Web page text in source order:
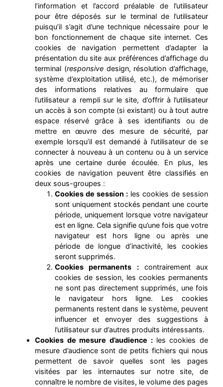
l’information et l’accord préalable de l’utilisateur
pour être déposés sur le terminal de l’utilisateur
puisqu’il s’agit d’une technique nécessaire pour le
bon fonctionnement de chaque site internet. Ces
cookies de navigation permettent d’adapter la
présentation du site aux préférences d’affichage du
terminal (responsivedesign, résolution d’affichage,
système d’exploitation utilisé, etc.), de mémoriser
des informations relatives au formulaire que
l’utilisateur a rempli sur le site, d’offrir à l’utilisateur
un accès à son compte (si existant) ou à tout autre
espace réservé grâce à ses identifiants ou de
mettre en œuvre des mesure de sécurité, par
exemple lorsqu’il est demandé à l’utilisateur de se
connecter à nouveau à un contenu ou à un service
après une certaine durée écoulée. En plus, les
cookies de navigation peuvent être classifiés en
deux sous-groupes :
Cookies de session : les cookies de session
sont uniquement stockés pendant une courte
période, uniquement lorsque votre navigateur
est en ligne. Cela signifie qu’une fois que votre
navigateur est hors ligne ou après une
période de longue d’inactivité, les cookies
seront supprimés.
Cookies permanents :contrairement aux
cookies de session, les cookies permanents
ne sont pas directement supprimés, une fois
le navigateur hors ligne. Les cookies
permanents restent dans le système, peuvent
influencer et envoyer des suggestions à
l’utilisateur sur d’autres produits intéressants.
Cookies de mesure d’audience : les cookies de
mesure d’audience sont de petits fichiers qui nous
permettent de savoir quelles sont les pages
visitées par les internautes sur notre site, de
connaître le nombre de visites, le volume des pages